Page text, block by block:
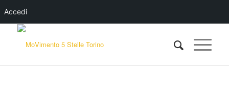
Accedi